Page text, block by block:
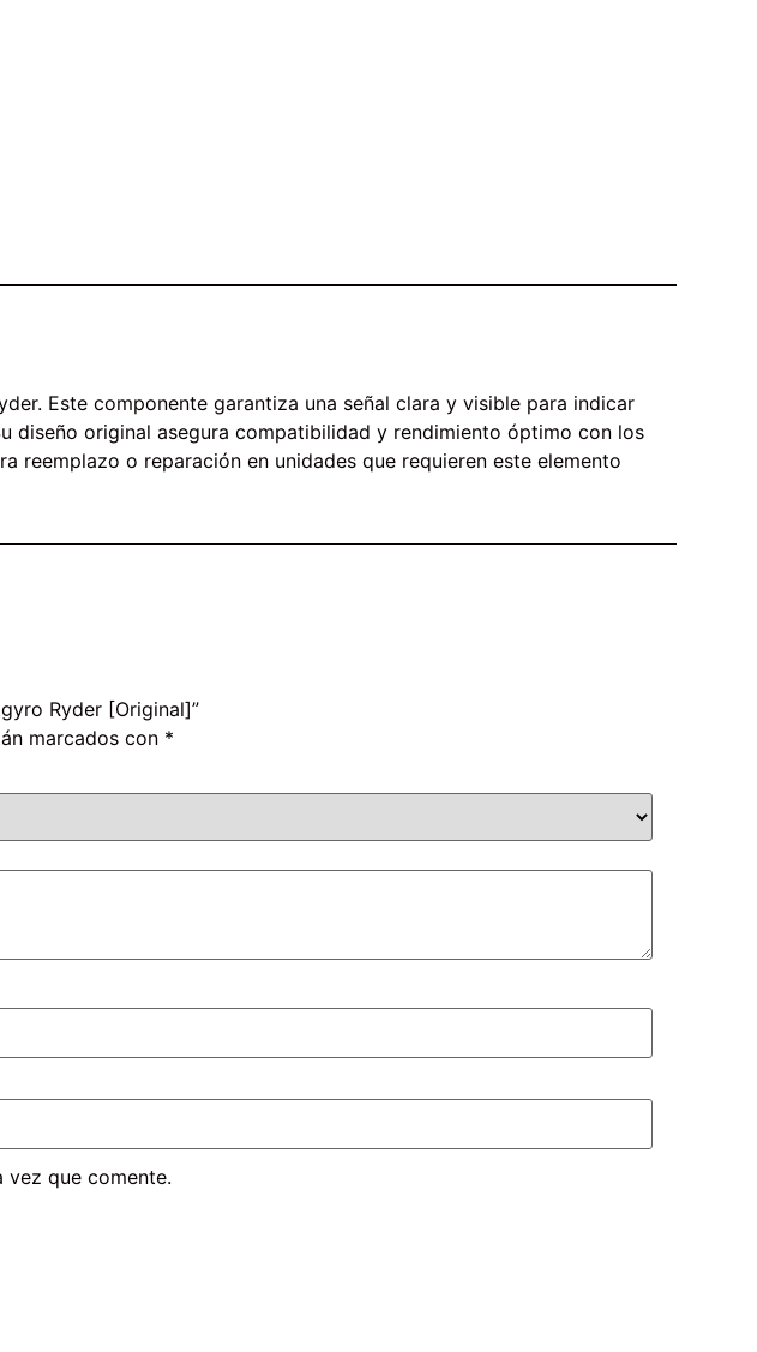
Este componente garantiza una señal clara y visible para indicar
diseño original asegura compatibilidad y rendimiento óptimo con los
reemplazo o reparación en unidades que requieren este elemento
Ryder [Original]”
marcados con *
vez que comente.